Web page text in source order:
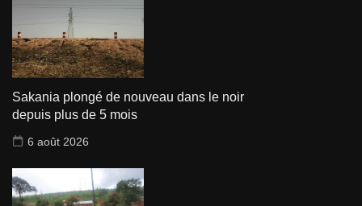
Sakania plongé de nouveau dans le noir
depuis plus de 5 mois
6 août 2026